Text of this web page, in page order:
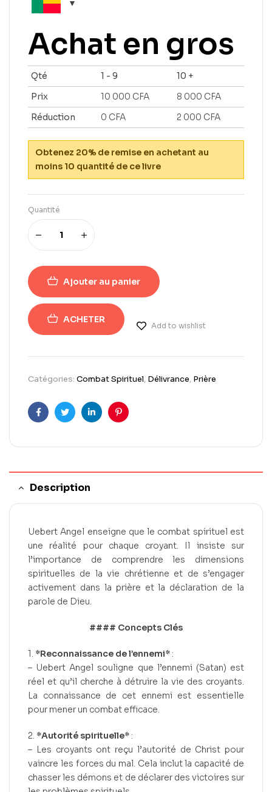
Achat en gros
Qté 1 - 9
10 +
Prix
10 000 CFA 8 000 CFA
Réduction
0 CFA 2 000 CFA
Obtenez 20% de remise en achetant au
moins 10 quantité de ce livre
Quantité
Ajouter au panier
ACHETER
Add to wishlist
Catégories: Combat Spirituel, Délivrance, Prière
FacebookTwitterLinkedinPinterest
Description
Uebert Angel enseigne que le combat spirituel est
une réalité pour chaque croyant. Il insiste sur
l’importance de comprendre les dimensions
spirituelles de la vie chrétienne et de s’engager
activement dans la prière et la déclaration de la
parole de Dieu.
#### Concepts Clés
1. *Reconnaissance de l’ennemi* :
– Uebert Angel souligne que l’ennemi (Satan) est
réel et qu’il cherche à détruire la vie des croyants.
La connaissance de cet ennemi est essentielle
pour mener un combat efficace.
2. *Autorité spirituelle* :
– Les croyants ont reçu l’autorité de Christ pour
vaincre les forces du mal. Cela inclut la capacité de
chasser les démons et de déclarer des victoires sur